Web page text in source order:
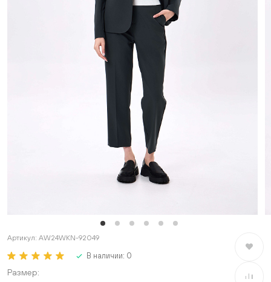
Артикул: AW24WKN-92049
В наличии: 0
В
В
Размер